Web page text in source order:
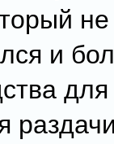
не
и
для